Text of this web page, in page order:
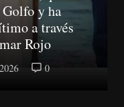
empresas ya
sin haber
previo
0